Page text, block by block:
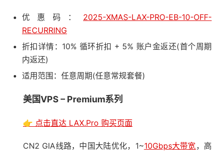
优惠码： 2025-XMAS-LAX-PRO-EB-10-OFF-
RECURRING
折扣详情：10% 循环折扣 + 5% 账户金返还(首个周期
内返还)
适用范围：任意周期(任意常规套餐)
美国VPS – Premium系列
👉 点击直达 LAX.Pro 购买页面
CN2 GIA线路，中国大陆优化，1~10Gbps大带宽，高